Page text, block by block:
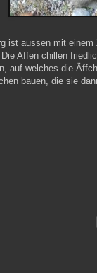
ist aussen mit
Affen chillen
auf welches die
bauen, die sie